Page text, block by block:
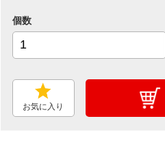
個数
お気に入り